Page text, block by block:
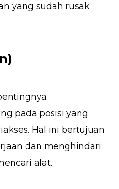
yang sudah rusak
pada posisi yang
Hal ini bertujuan
dan menghindari
alat.